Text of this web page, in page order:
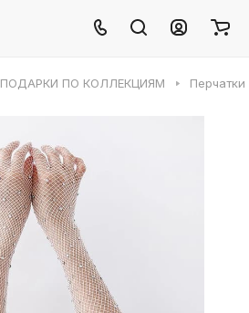
ПОДАРКИ ПО КОЛЛЕКЦИЯМ Перчатки